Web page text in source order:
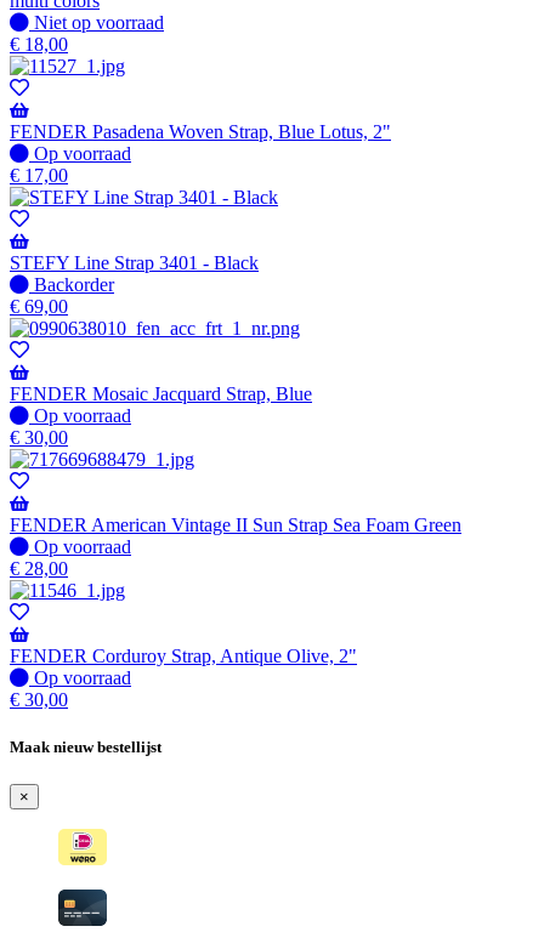
Niet
op
voorraad
Niet op voorraad
€ 18,00
FENDER Pasadena Woven Strap, Blue Lotus, 2"
Op
voorraad
Op voorraad
€ 17,00
STEFY Line Strap 3401 - Black
Niet
op
voorraad
-
Wordt
verzonden
wanneer
beschikbaar
Backorder
€ 69,00
FENDER Mosaic Jacquard Strap, Blue
Op
voorraad
Op voorraad
€ 30,00
FENDER American Vintage II Sun Strap Sea Foam Green
Op
voorraad
Op voorraad
€ 28,00
FENDER Corduroy Strap, Antique Olive, 2"
Op
voorraad
Op voorraad
€ 30,00
Maak nieuw bestellijst
×